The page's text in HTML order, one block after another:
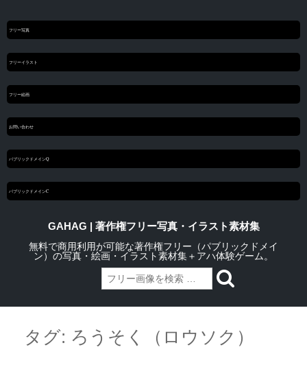
フリー写真
フリーイラスト
フリー絵画
お問い合わせ
パブリックドメインQ
パブリックドメインC
GAHAG | 著作権フリー写真・イラスト素材集
無料で商用利用が可能な著作権フリー（パブリックドメイ
ン）の写真・絵画・イラスト素材集＋アハ体験ゲーム。
contentタグ: ろうそく（ロウソク）